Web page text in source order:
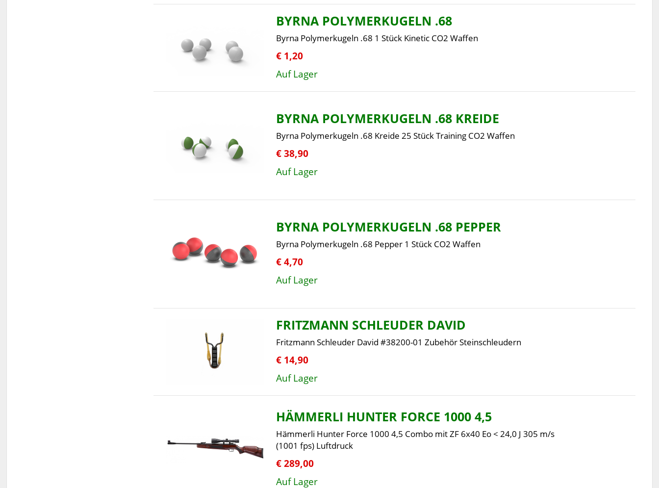
BYRNA POLYMERKUGELN .68
Byrna Polymerkugeln .68 1 Stück Kinetic CO2 Waffen
€ 1,20
Auf Lager
BYRNA POLYMERKUGELN .68 KREIDE
Byrna Polymerkugeln .68 Kreide 25 Stück Training CO2 Waffen
€ 38,90
Auf Lager
BYRNA POLYMERKUGELN .68 PEPPER
Byrna Polymerkugeln .68 Pepper 1 Stück CO2 Waffen
€ 4,70
Auf Lager
FRITZMANN SCHLEUDER DAVID
Fritzmann Schleuder David #38200-01 Zubehör Steinschleudern
€ 14,90
Auf Lager
HÄMMERLI HUNTER FORCE 1000 4,5
Hämmerli Hunter Force 1000 4,5 Combo mit ZF 6x40 Eo < 24,0 J 305 m/s
(1001 fps) Luftdruck
€ 289,00
Auf Lager